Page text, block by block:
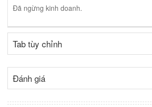
Đã ngừng kinh doanh.
Tab tùy chỉnh
Đánh giá